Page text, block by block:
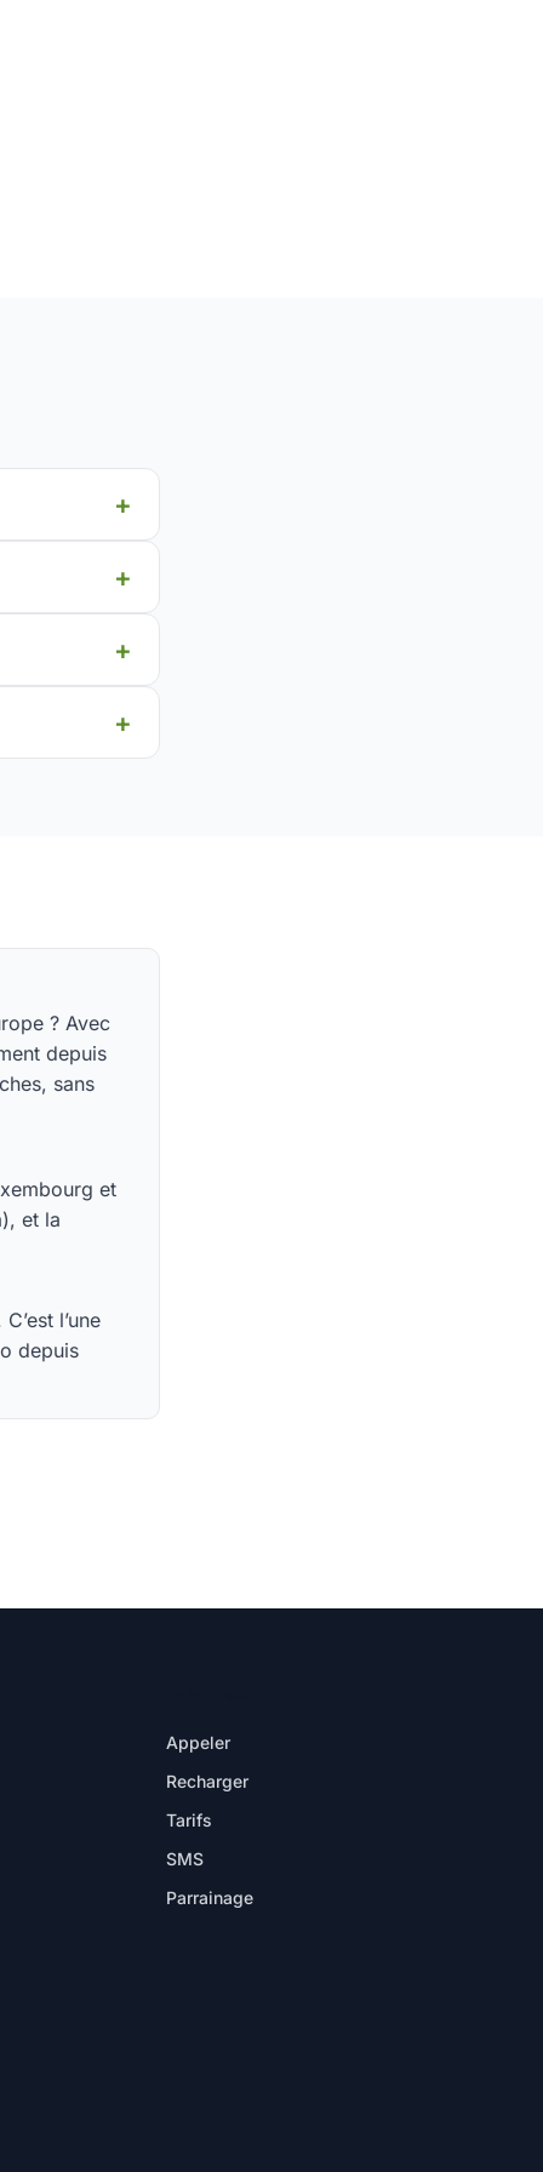
? Avec
depuis
sans
et
et la
l’une
depuis
Appeler
Recharger
Tarifs
SMS
Parrainage